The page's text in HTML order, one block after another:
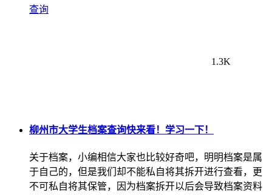
查询
1.3K
柳州市大学生档案查询快来看！学习一下！
关于档案，小编相信大家也比较好奇吧，明明档案是属
于自己的，但是我们却不能私自将其拆开进行查看，更
不可私自将其保管，因为档案拆开以后会导致档案资料